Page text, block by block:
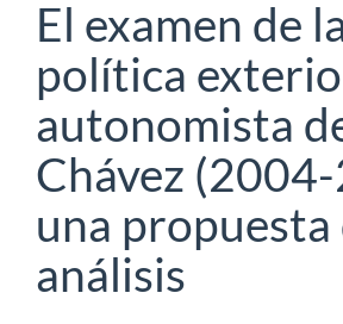
El examen de
política
autonomista
Chávez
una propuesta
análisis